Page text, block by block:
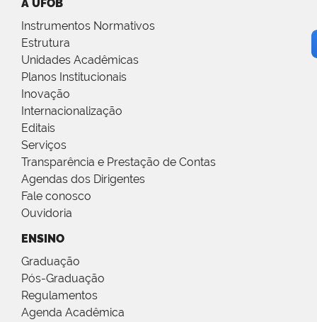
A UFOB
Instrumentos Normativos
Estrutura
Unidades Acadêmicas
Planos Institucionais
Inovação
Internacionalização
Editais
Serviços
Transparência e Prestação de Contas
Agendas dos Dirigentes
Fale conosco
Ouvidoria
ENSINO
Graduação
Pós-Graduação
Regulamentos
Agenda Acadêmica